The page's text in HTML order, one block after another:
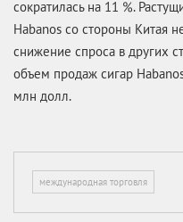
сократилась на 11 %.
Habanos со стороны Китая
снижение спроса в других
объем продаж сигар
млн долл.
международная торговля